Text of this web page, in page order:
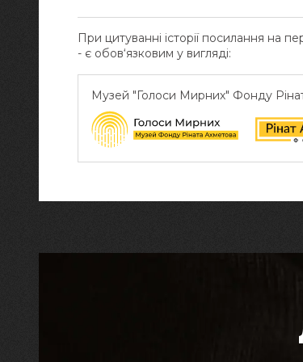
При цитуванні історії посилання
- є обов‘язковим у вигляді:
Музей "Голоси Мирних" Фонду